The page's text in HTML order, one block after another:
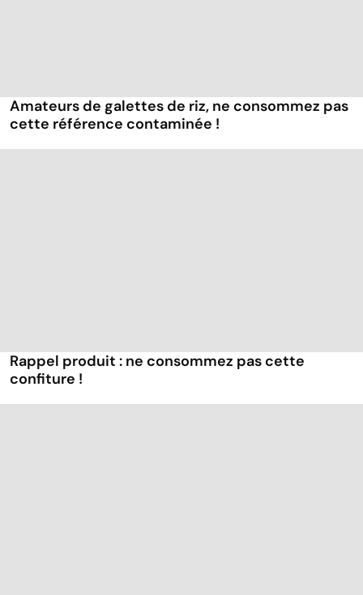
Amateurs de galettes de riz, ne consommez pas
cette référence contaminée !
Rappel produit : ne consommez pas cette
confiture !